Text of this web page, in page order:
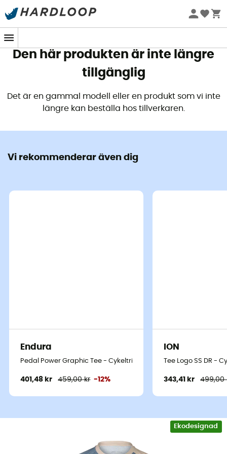
Sommarerbjudanden 🔥 -5 % EXTRA vid köp av 2 produkter*
Den här produkten är inte längre
tillgänglig
Det är en gammal modell eller en produkt som vi inte
längre kan beställa hos tillverkaren.
Vi rekommenderar även dig
Endura
Pedal Power Graphic Tee - Cykeltrikå
401,48 kr 459,00 kr -12%
ION
Tee Logo SS DR -
343,41 kr 499,00
Ekodesignad